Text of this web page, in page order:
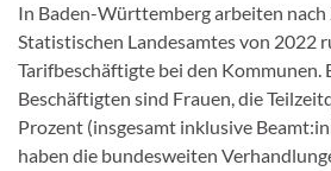
In Baden-Württemberg arbeiten nach
Statistischen Landesamtes von 2022
Tarifbeschäftigte bei den Kommunen.
Beschäftigten sind Frauen, die
Prozent (insgesamt inklusive
haben die bundesweiten